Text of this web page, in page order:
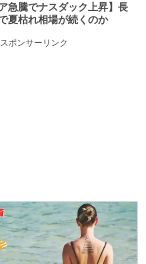
急騰でナスダック上昇】長
夏枯れ相場が続くのか
スポンサーリンク